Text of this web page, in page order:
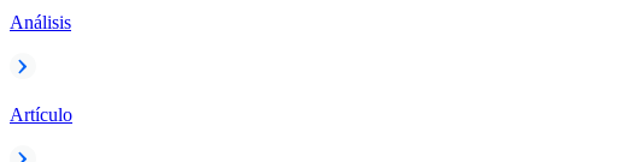
Análisis
Artículo